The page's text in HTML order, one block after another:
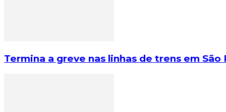
Termina a greve nas linhas de trens em São